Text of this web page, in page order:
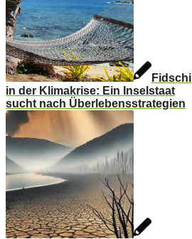
Fidschi
in der Klimakrise: Ein Inselstaat
sucht nach Überlebensstrategien